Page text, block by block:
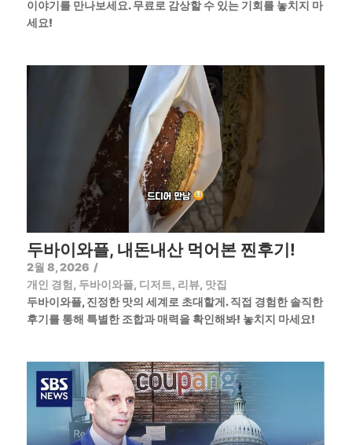
이야기를 만나보세요. 무료로 감상할 수 있는 기회를 놓치지 마
세요!
두바이와플, 내돈내산 먹어본 찐후기!
2월 8, 2026 /
개인 경험, 두바이와플, 디저트, 리뷰, 맛집
두바이와플, 진정한 맛의 세계로 초대할게. 직접 경험한 솔직한
후기를 통해 특별한 조합과 매력을 확인해봐! 놓치지 마세요!